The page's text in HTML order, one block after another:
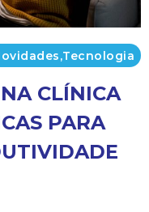
,Tecnologia
CLÍNICA
PARA